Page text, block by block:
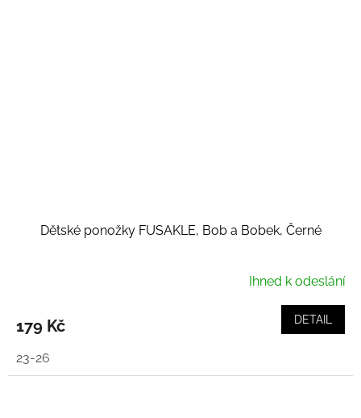
Dětské ponožky FUSAKLE, Bob a Bobek, Černé
Ihned k odeslání
179 Kč DETAIL
23-26